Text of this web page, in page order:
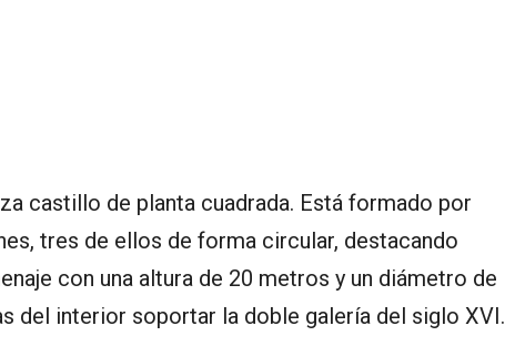
castillo de planta cuadrada. Está formado por
tres de ellos de forma circular, destacando
con una altura de 20 metros y un diámetro de
del interior soportar la doble galería del siglo XVI.